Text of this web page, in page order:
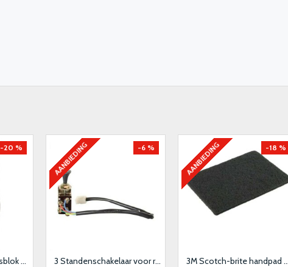
-20 %
22mm Micro 2-schijfsblok met hondsvot
AANBIEDING -6 %
3 Standenschakelaar voor ruitenwissermotor
AANBIEDING -18 %
3M Scotch-brite handpad 9447 - 158x224mm - medium 10stk